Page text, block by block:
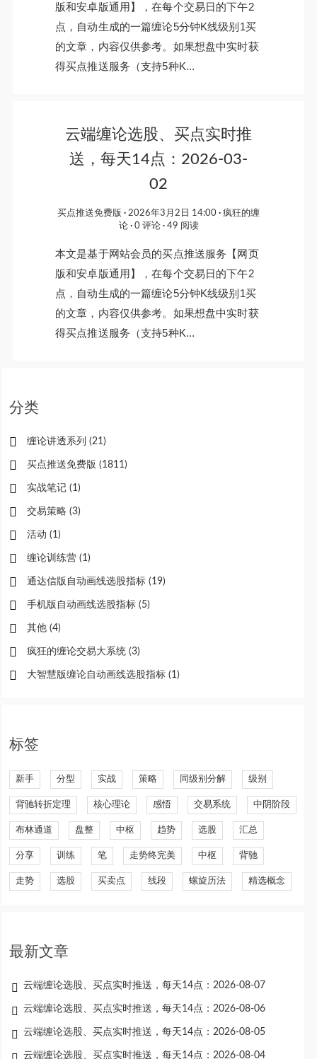
版和安卓版通用】，在每个交易日的下午2
点，自动生成的一篇缠论5分钟K线级别1买
的文章，内容仅供参考。如果想盘中实时获
得买点推送服务（支持5种K...
云端缠论选股、买点实时推
送，每天14点：2026-03-
02
买点推送免费版 2026年3月2日 14:00
疯狂的缠
论
0 评论 49 阅读
本文是基于网站会员的买点推送服务【网页
版和安卓版通用】，在每个交易日的下午2
点，自动生成的一篇缠论5分钟K线级别1买
的文章，内容仅供参考。如果想盘中实时获
得买点推送服务（支持5种K...
分类
缠论讲透系列 (21)
买点推送免费版 (1811)
实战笔记 (1)
交易策略 (3)
活动 (1)
缠论训练营 (1)
通达信版自动画线选股指标 (19)
手机版自动画线选股指标 (5)
其他 (4)
疯狂的缠论交易大系统 (3)
大智慧版缠论自动画线选股指标 (1)
标签
新手 分型 实战 策略 同级别分解 级别
背驰转折定理 核心理论 感悟 交易系统 中阴阶段
布林通道 盘整 中枢 趋势 选股 汇总
分享 训练 笔 走势终完美 中枢 背驰
走势 选股 买卖点 线段 螺旋历法 精选概念
最新文章
云端缠论选股、买点实时推送，每天14点：2026-08-07
云端缠论选股、买点实时推送，每天14点：2026-08-06
云端缠论选股、买点实时推送，每天14点：2026-08-05
云端缠论选股、买点实时推送，每天14点：2026-08-04